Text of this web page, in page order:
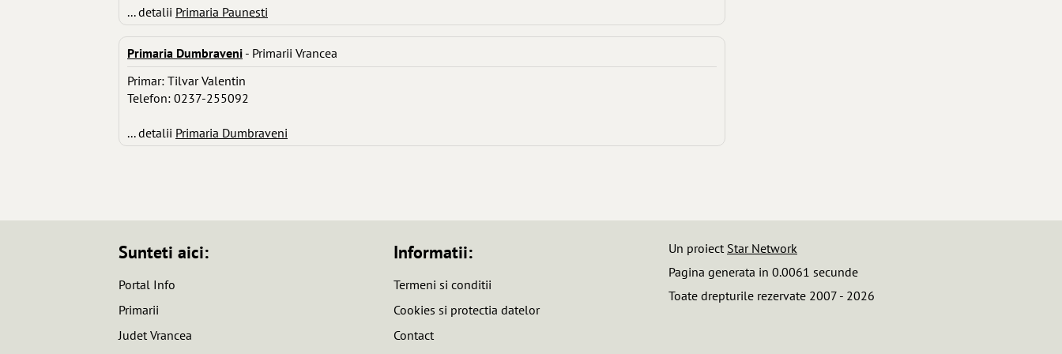
... detalii Primaria Paunesti
Primaria Dumbraveni - Primarii Vrancea
Primar: Tilvar Valentin
Telefon: 0237-255092
... detalii Primaria Dumbraveni
Sunteti aici:
Portal Info
Primarii
Judet Vrancea
Informatii:
Termeni si conditii
Cookies si protectia datelor
Contact
Un proiect Star Network
Pagina generata in 0.0061 secunde
Toate drepturile rezervate 2007 - 2026